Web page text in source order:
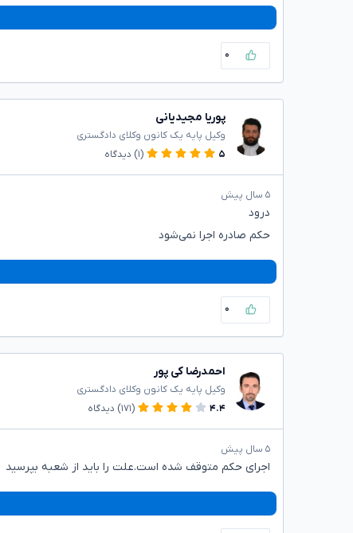
۰
پوریا مجیدیانی
وکیل پایه یک کانون وکلای دادگستری
۵
(۱) دیدگاه
۵ سال پیش
درود
حکم صادره اجرا نمی‌شود
۰
احمدرضا کی پور
وکیل پایه یک کانون وکلای دادگستری
۴.۴
(۱۷۱) دیدگاه
۵ سال پیش
اجرای حکم متوقف شده است.علت را باید از شعبه بپرسید